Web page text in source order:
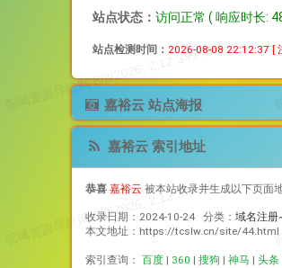
站点状态： 访问正常 ( 响应时长:
站点检测时间： 2026-08-08 22:12:37 [
嘉裕云 站点海报
嘉裕云 索引地址
恭喜 嘉裕云 被本站收录并生成以下页面
收录日期：2024-10-24 分类： 域名注册
本文地址：https://tcslw.cn/site/44.html
索引查询： 百度 | 360 | 搜狗 | 神马 | 头条